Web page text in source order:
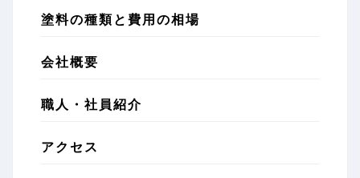
塗料の種類と費用の相場
会社概要
職人・社員紹介
アクセス